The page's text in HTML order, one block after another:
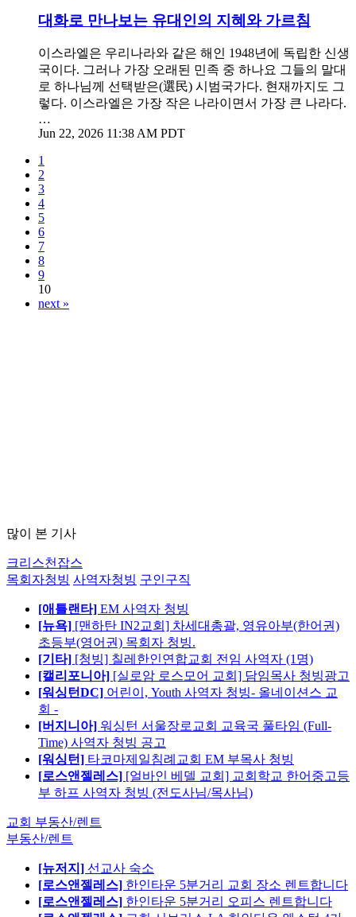
대화로 만나보는 유대인의 지혜와 가르침
이스라엘은 우리나라와 같은 해인 1948년에 독립한 신생
국이다. 그러나 가장 오래된 민족 중 하나요 그들의 말대
로 하나님께 선택받은(選民) 시범국가다. 현재까지도 그
렇다. 이스라엘은 가장 작은 나라이면서 가장 큰 나라다.
…
Jun 22, 2026 11:38 AM PDT
1
2
3
4
5
6
7
8
9
10
next »
많이 본 기사
크리스천잡스
목회자청빙 사역자청빙 구인구직
[애틀랜타] EM 사역자 청빙
[뉴욕] [맨하탄 IN2교회] 차세대총괄, 영유아부(한어권)
초등부(영어권) 목회자 청빙.
[기타] [청빙] 칠레한인연합교회 전임 사역자 (1명)
[캘리포니아] [실로암 로스모어 교회] 담임목사 청빙광고
[워싱턴DC] 어린이, Youth 사역자 청빙- 올네이션스 교
회 -
[버지니아] 워싱턴 서울장로교회 교육국 풀타임 (Full-
Time) 사역자 청빙 공고
[워싱턴] 타코마제일침례교회 EM 부목사 청빙
[로스앤젤레스] [얼바인 베델 교회] 교회학교 한어중고등
부 하프 사역자 청빙 (전도사님/목사님)
교회 부동산/렌트
부동산/렌트
[뉴저지] 선교사 숙소
[로스앤젤레스] 한인타운 5분거리 교회 장소 렌트합니다
[로스앤젤레스] 한인타운 5분거리 오피스 렌트합니다